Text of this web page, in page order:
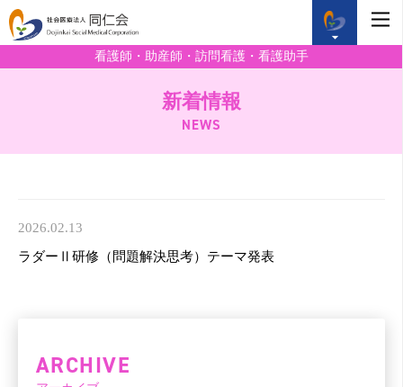
看護師・助産師・訪問看護・看護助手
新着情報
NEWS
2026.02.13
ラダーⅡ研修（問題解決思考）テーマ発表
ARCHIVE